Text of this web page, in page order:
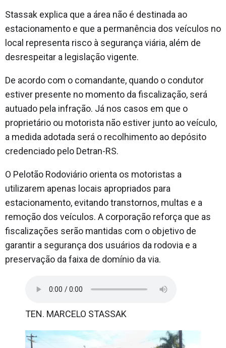
Stassak explica que a área não é destinada ao
estacionamento e que a permanência dos veículos no
local representa risco à segurança viária, além de
desrespeitar a legislação vigente.
De acordo com o comandante, quando o condutor
estiver presente no momento da fiscalização, será
autuado pela infração. Já nos casos em que o
proprietário ou motorista não estiver junto ao veículo,
a medida adotada será o recolhimento ao depósito
credenciado pelo Detran-RS.
O Pelotão Rodoviário orienta os motoristas a
utilizarem apenas locais apropriados para
estacionamento, evitando transtornos, multas e a
remoção dos veículos. A corporação reforça que as
fiscalizações serão mantidas com o objetivo de
garantir a segurança dos usuários da rodovia e a
preservação da faixa de domínio da via.
TEN. MARCELO STASSAK